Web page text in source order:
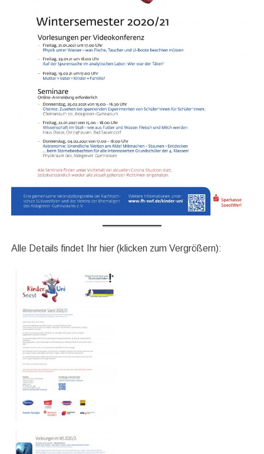
Alle Details findet Ihr hier (klicken zum Vergrößern):